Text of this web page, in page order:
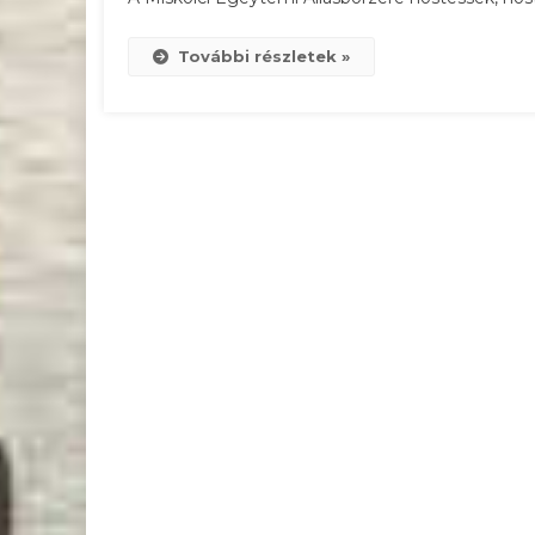
MÜHA-
További részletek »